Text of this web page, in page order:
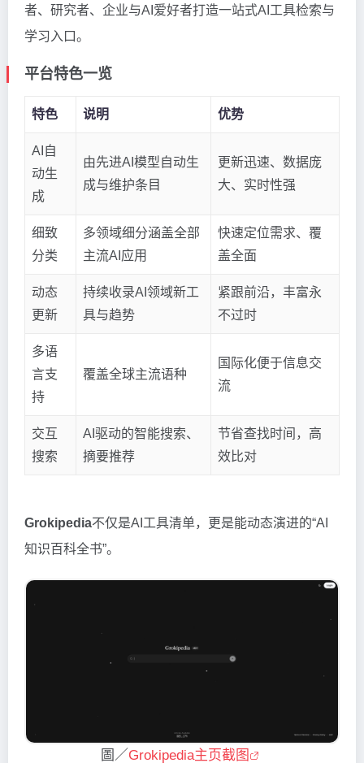
者、研究者、企业与AI爱好者打造一站式AI工具检索与
学习入口。
平台特色一览
特色 说明 优势
AI自
动生
成
由先进AI模型自动生
成与维护条目
更新迅速、数据庞
大、实时性强
细致
分类
多领域细分涵盖全部
主流AI应用
快速定位需求、覆
盖全面
动态
更新
持续收录AI领域新工
具与趋势
紧跟前沿，丰富永
不过时
多语
言支
持
覆盖全球主流语种
国际化便于信息交
流
交互
搜索
AI驱动的智能搜索、
摘要推荐
节省查找时间，高
效比对
Grokipedia不仅是AI工具清单，更是能动态演进的“AI
知识百科全书”。
圖／ Grokipedia主页截图